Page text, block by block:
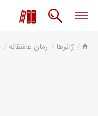
ژانرها رمان عاشقانه